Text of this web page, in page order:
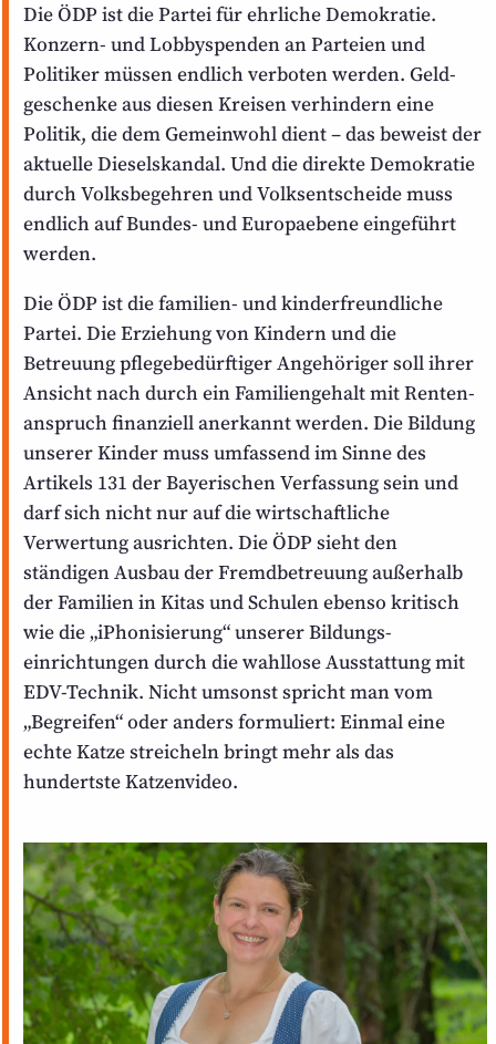
Die ÖDP ist die Partei für ehrliche Demokratie.
Konzern- und Lobbyspenden an Parteien und
Politiker müssen endlich verboten werden. Geld­
geschenke aus diesen Kreisen verhindern eine
Politik, die dem Gemeinwohl dient – das beweist der
aktuelle Diesel­skandal. Und die direkte Demokratie
durch Volks­begehren und Volks­entscheide muss
endlich auf Bundes- und Europaebene eingeführt
werden.
Die ÖDP ist die familien- und kinder­freundliche
Partei. Die Erziehung von Kindern und die
Betreuung pflege­bedürftiger Angehöriger soll ihrer
Ansicht nach durch ein Familien­gehalt mit Renten­
anspruch finanziell anerkannt werden. Die Bildung
unserer Kinder muss umfassend im Sinne des
Artikels 131 der Bayerischen Verfassung sein und
darf sich nicht nur auf die wirtschaftliche
Verwertung ausrichten. Die ÖDP sieht den
ständigen Ausbau der Fremd­betreuung außerhalb
der Familien in Kitas und Schulen ebenso kritisch
wie die „iPhonisierung“ unserer Bildungs­
einrichtungen durch die wahllose Ausstattung mit
EDV-Technik. Nicht umsonst spricht man vom
„Begreifen“ oder anders formuliert: Einmal eine
echte Katze streicheln bringt mehr als das
hundertste Katzenvideo.